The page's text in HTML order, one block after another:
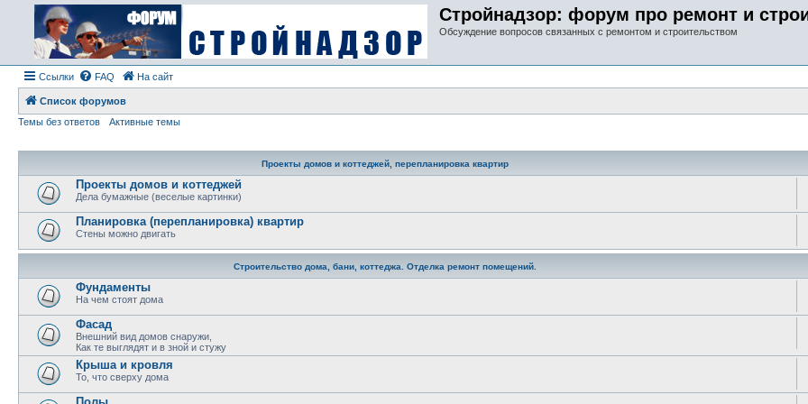
Стройнадзор: форум про ремонт и
Обсуждение вопросов связанных с ремонтом и строительством
Ссылки FAQ На сайт
Список форумов
Темы без ответов
Активные темы
Проекты домов и коттеджей, перепланировка квартир
Проекты домов и коттеджей
Дела бумажные (веселые картинки)
Планировка (перепланировка) квартир
Стены можно двигать
Строительство дома, бани, коттеджа. Отделка ремонт помещений.
Фундаменты
На чем стоят дома
Фасад
Внешний вид домов снаружи,
Как те выглядят и в зной и стужу
Крыша и кровля
То, что сверху дома
Полы